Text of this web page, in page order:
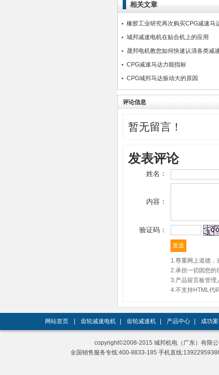
相关文章
橡胶工业研究再次购买CPG减速马
城邦减速电机在贴合机上的应用
晟邦电机教您如何快速认清各类减
CPG减速马达力能指标
CPG城邦马达振动大的原因
评论信息
暂无留言！
发表评论
姓名：
内容：
验证码：
1.尊重网上道德，
2.承担一切因您的
3.产品留言板管理
4.不支持HTML代
网站首页 齿轮减速电机 齿轮减速机 产品中心 成功
copyright©2008-2015 城邦机电（广东）有限
全国销售服务专线:400-8833-185 手机直线